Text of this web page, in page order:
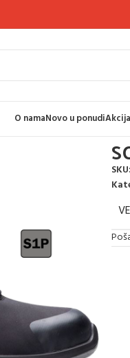
O namaNovo u ponudiAkcija
SKU: